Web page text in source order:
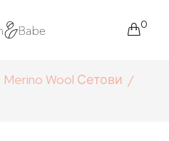
0
Merino Wool Сетови